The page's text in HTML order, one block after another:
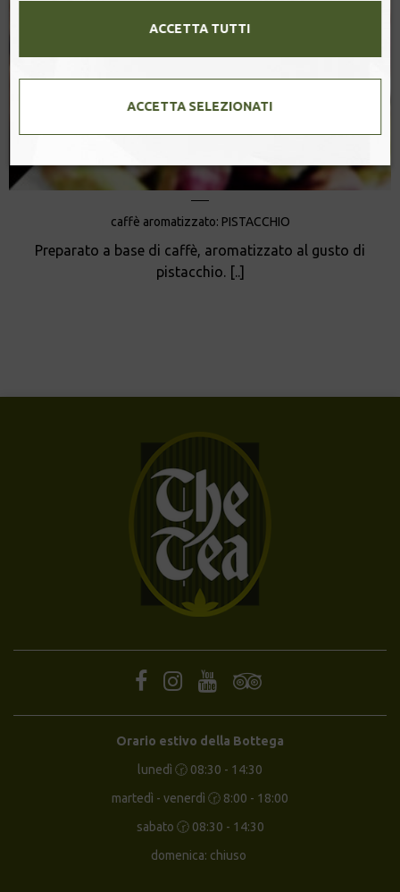
caffè aromatizzato: PISTACCHIO
Preparato a base di caffè, aromatizzato al gusto di
pistacchio. [..]
Orario estivo della Bottega
lunedì 🕝 08:30 - 14:30
martedì - venerdì 🕝 8:00 - 18:00
sabato 🕝 08:30 - 14:30
domenica: chiuso
ACCETTA TUTTI
ACCETTA SELEZIONATI